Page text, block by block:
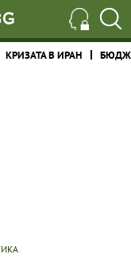
КРИЗАТА В ИРАН